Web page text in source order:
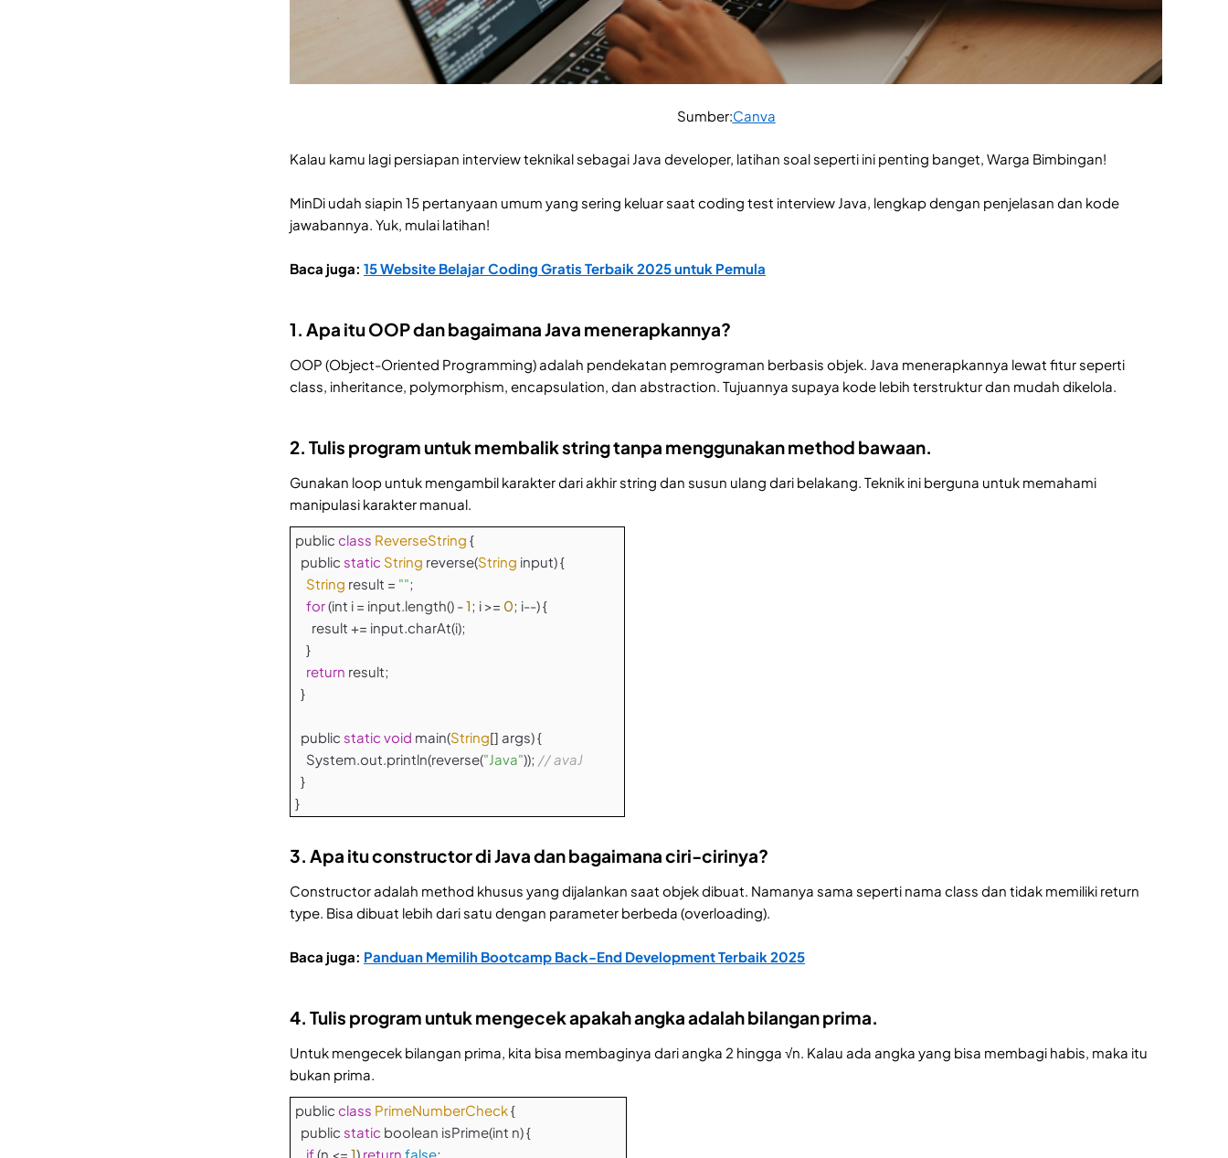
Sumber:Canva
Kalau kamu lagi persiapan interview teknikal sebagai Java developer, latihan soal seperti ini penting banget, Warga Bimbingan!
MinDi udah siapin 15 pertanyaan umum yang sering keluar saat coding test interview Java, lengkap dengan penjelasan dan kode
jawabannya. Yuk, mulai latihan!
Baca juga: 15 Website Belajar Coding Gratis Terbaik 2025 untuk Pemula
1. Apa itu OOP dan bagaimana Java menerapkannya?
OOP (Object-Oriented Programming) adalah pendekatan pemrograman berbasis objek. Java menerapkannya lewat fitur seperti
class, inheritance, polymorphism, encapsulation, dan abstraction. Tujuannya supaya kode lebih terstruktur dan mudah dikelola.
2. Tulis program untuk membalik string tanpa menggunakan method bawaan.
Gunakan loop untuk mengambil karakter dari akhir string dan susun ulang dari belakang. Teknik ini berguna untuk memahami
manipulasi karakter manual.
public class ReverseString {
public static String reverse(String input) {
String result = "";
for(int i = input.length() -1; i >= 0; i--) {
result += input.charAt(i);
}
return result;
}
public static void main(String[] args) {
System.out.println(reverse("Java")); // avaJ
}
}
3. Apa itu constructor di Java dan bagaimana ciri-cirinya?
Constructor adalah method khusus yang dijalankan saat objek dibuat. Namanya sama seperti nama class dan tidak memiliki return
type. Bisa dibuat lebih dari satu dengan parameter berbeda (overloading).
Baca juga: Panduan Memilih Bootcamp Back-End Development Terbaik 2025
4. Tulis program untuk mengecek apakah angka adalah bilangan prima.
Untuk mengecek bilangan prima, kita bisa membaginya dari angka 2 hingga √n. Kalau ada angka yang bisa membagi habis, maka itu
bukan prima.
public class PrimeNumberCheck{
public static boolean isPrime(int n) {
if(n <= 1) return false;